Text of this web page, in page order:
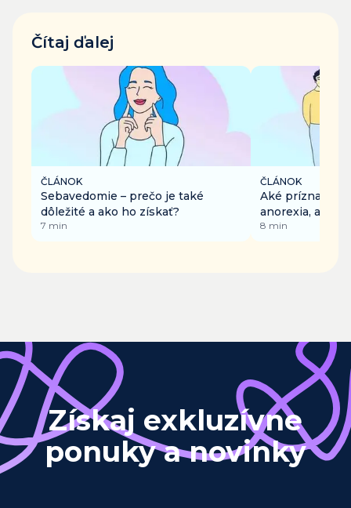
Čítaj ďalej
ČLÁNOK
Sebavedomie – prečo je také
dôležité a ako ho získať?
7 min
ČLÁNOK
Aké príznaky
anorexia, aké
aká je pomoc?
8 min
Získaj exkluzívne
ponuky a novinky